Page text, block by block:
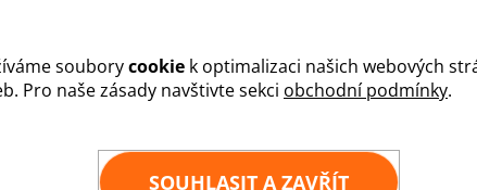
souborycookie k optimalizaci našich webových
Pro naše zásady navštivte sekci obchodní podmínky.
SOUHLASIT A ZAVŘÍT
A B Č D E F G H I J K L M N O
zhotovíme jakoukoliv firemní vlajku nebo vlajku kterékoliv exotické
nebo o vlajku, která není součástí naší běžné nabídky,